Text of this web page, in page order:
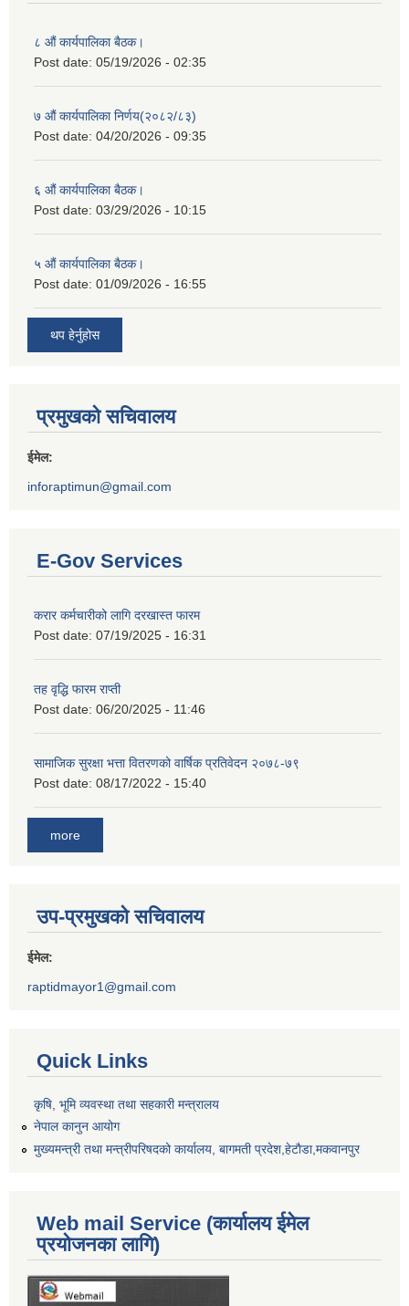
८ औं कार्यपालिका बैठक।
Post date: 05/19/2026 - 02:35
७ औं कार्यपालिका निर्णय(२०८२/८३)
Post date: 04/20/2026 - 09:35
६ औं कार्यपालिका बैठक।
Post date: 03/29/2026 - 10:15
५ औं कार्यपालिका बैठक।
Post date: 01/09/2026 - 16:55
थप हेर्नुहोस
प्रमुखको सचिवालय
ईमेल:
inforaptimun@gmail.com
E-Gov Services
करार कर्मचारीको लागि दरखास्त फारम
Post date: 07/19/2025 - 16:31
तह वृद्धि फारम राप्ती
Post date: 06/20/2025 - 11:46
सामाजिक सुरक्षा भत्ता वितरणको वार्षिक प्रतिवेदन २०७८-७९
Post date: 08/17/2022 - 15:40
more
उप-प्रमुखको सचिवालय
ईमेल:
raptidmayor1@gmail.com
Quick Links
कृषि, भूमि व्यवस्था तथा सहकारी मन्त्रालय
नेपाल कानुन आयोग
मुख्यमन्त्री तथा मन्त्रीपरिषदको कार्यालय, बागमती प्रदेश,हेटाैडा,मकवानपुर
Web mail Service (कार्यालय ईमेल
प्रयोजनका लागि)